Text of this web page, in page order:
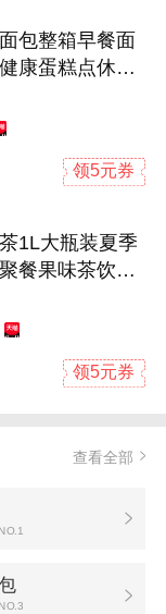
包整箱早餐面
康蛋糕点休闲
领5元券
1L大瓶装夏季
餐果味茶饮料
领5元券
查看全部